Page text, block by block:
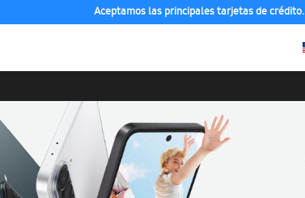
Aceptamos las principales tarjetas de crédito.